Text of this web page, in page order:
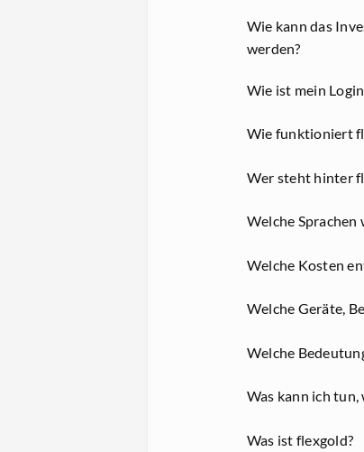
Wie kann das
werden?
Wie ist mein
Wie funktioniert
Wer steht hinter
Welche
Welche Kosten
Welche Geräte,
Welche
Was kann ich tun,
Was ist flexgold?